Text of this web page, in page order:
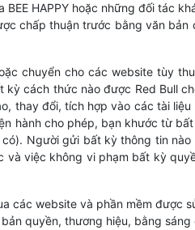
HAPPY hoặc những đối tác
chấp thuận trước bằng văn bản
chuyển cho các website tùy
kỳ cách thức nào được Red Bull
thay đổi, tích hợp vào các tài
hành cho phép, bạn khước từ
Người gửi bất kỳ thông tin nào
việc không vi phạm bất kỳ
các website và phần mềm được
quyền, thương hiệu, bằng